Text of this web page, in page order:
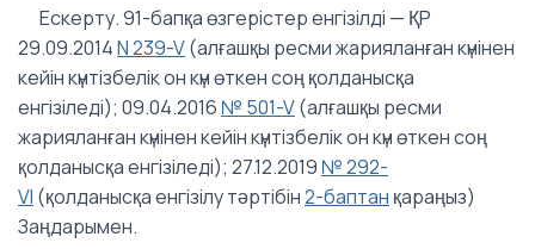
Ескерту. 91-бапқа өзгерістер енгізілді — ҚР
29.09.2014N 239-V(алғашқы ресми жарияланған күнінен
кейiн күнтiзбелiк он күн өткен соң қолданысқа
енгiзiледi); 09.04.2016 № 501-V(алғашқы ресми
жарияланған күнінен кейін күнтізбелік он күн өткен соң
қолданысқа енгізіледі); 27.12.2019 № 292-
VІ (қолданысқа енгізілу тәртібін2-баптан қараңыз)
Заңдарымен.